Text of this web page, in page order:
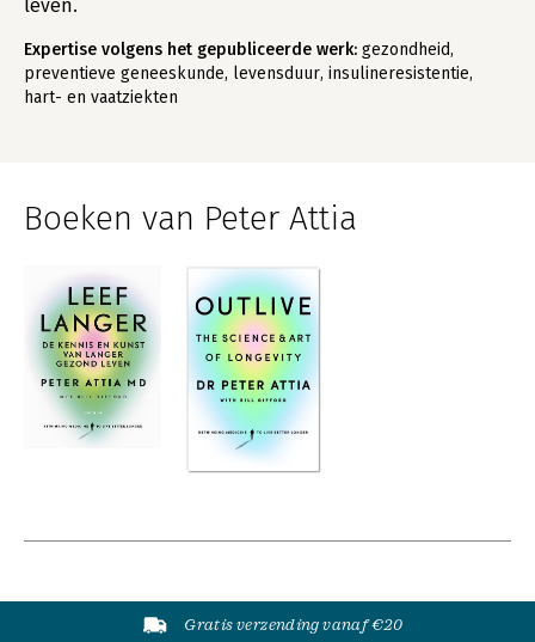
leven.
Expertise volgens het gepubliceerde werk: gezondheid,
preventieve geneeskunde, levensduur, insulineresistentie,
hart- en vaatziekten
Boeken van Peter Attia
Gratis verzending vanaf €20